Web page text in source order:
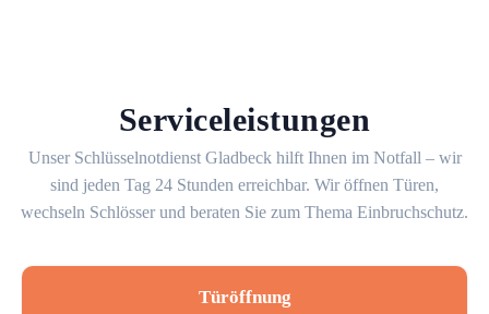
Serviceleistungen
Unser Schlüsselnotdienst Gladbeck hilft Ihnen im Notfall – wir
sind jeden Tag 24 Stunden erreichbar. Wir öffnen Türen,
wechseln Schlösser und beraten Sie zum Thema Einbruchschutz.
Türöffnung